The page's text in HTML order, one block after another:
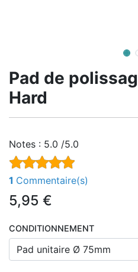
Pad de
Hard
Notes : 5.0 /5.0
1 Commentaire(s)
5,95 €
CONDITIONNEMENT